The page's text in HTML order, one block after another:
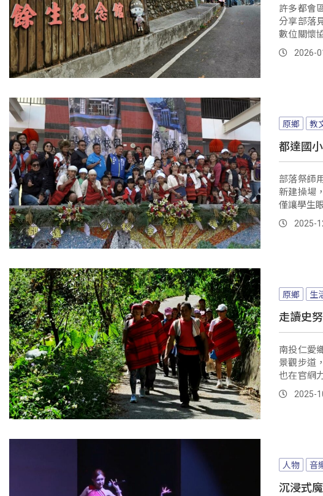
許多都會
分享部落
數位關懷
長結伴同
2026-
原鄉 教
都達國
部落祭師
新建操場
僅讓學生
2025-
原鄉 生
走讀史
南投仁愛
景觀步道
也在官網
林療癒同
2025-
人物 音
沉浸式